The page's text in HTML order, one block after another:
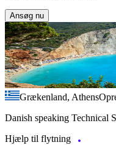
Ansøg nu
Grækenland, Athens
Danish speaking Technical
Hjælp til flytning